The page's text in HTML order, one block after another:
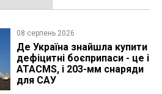
08 серпень 2026
Де Україна знайшла купити
дефіцитні боєприпаси - це і
ATACMS, і 203-мм снаряди
для САУ